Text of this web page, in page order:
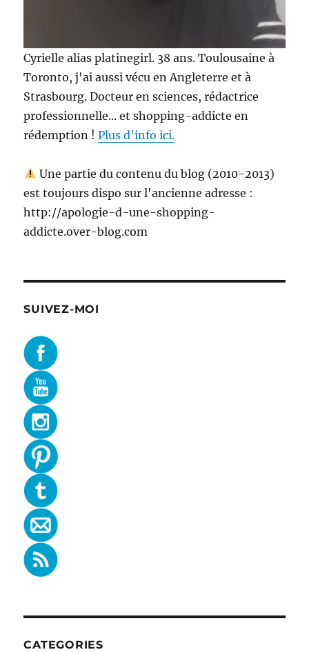
Cyrielle alias platinegirl. 38 ans. Toulousaine à
Toronto, j'ai aussi vécu en Angleterre et à
Strasbourg. Docteur en sciences, rédactrice
professionnelle... et shopping-addicte en
rédemption !Plus d'info ici.
Une partie du contenu du blog (2010-2013)
est toujours dispo sur l'ancienne adresse :
http://apologie-d-une-shopping-
addicte.over-blog.com
SUIVEZ-MOI
CATEGORIES